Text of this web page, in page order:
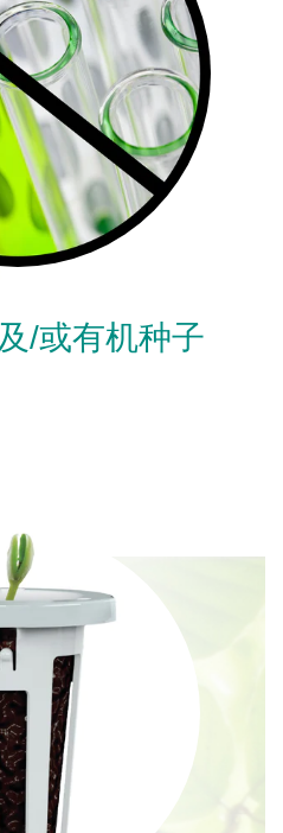
/或有机种子